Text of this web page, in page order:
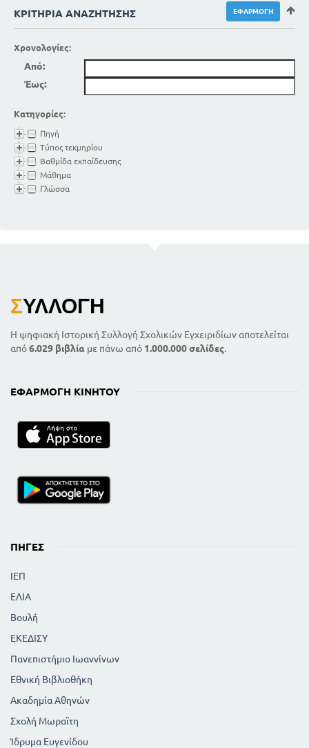
ΚΡΙΤΉΡΙΑ ΑΝΑΖΉΤΗΣΗΣ
Χρονολογίες:
Από:
Έως:
Κατηγορίες:
Πηγή
Τύπος τεκμηρίου
Βαθμίδα εκπαίδευσης
Μάθημα
Γλώσσα
ΣΥΛΛΟΓΉ
Η ψηφιακή Ιστορική Συλλογή Σχολικών Εγχειριδίων αποτελείται
από6.029 βιβλία με πάνω από 1.000.000 σελίδες.
ΕΦΑΡΜΟΓΉ ΚΙΝΗΤΟΎ
ΠΗΓΈΣ
ΙΕΠ
ΕΛΙΑ
Βουλή
ΕΚΕΔΙΣΥ
Πανεπιστήμιο Ιωαννίνων
Εθνική Βιβλιοθήκη
Ακαδημία Αθηνών
Σχολή Μωραϊτη
Ίδρυμα Ευγενίδου